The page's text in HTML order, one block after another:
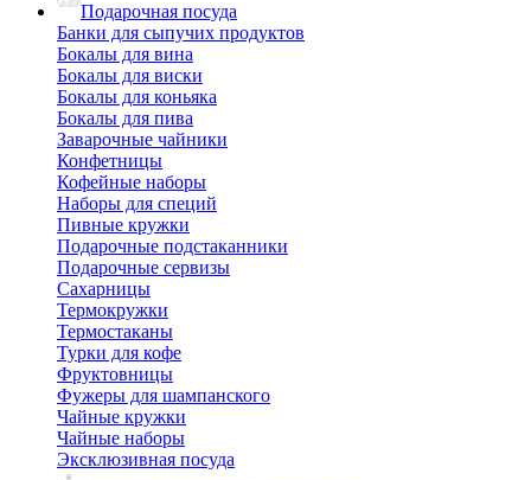
Подарочная посуда
Банки для сыпучих продуктов
Бокалы для вина
Бокалы для виски
Бокалы для коньяка
Бокалы для пива
Заварочные чайники
Конфетницы
Кофейные наборы
Наборы для специй
Пивные кружки
Подарочные подстаканники
Подарочные сервизы
Сахарницы
Термокружки
Термостаканы
Турки для кофе
Фруктовницы
Фужеры для шампанского
Чайные кружки
Чайные наборы
Эксклюзивная посуда